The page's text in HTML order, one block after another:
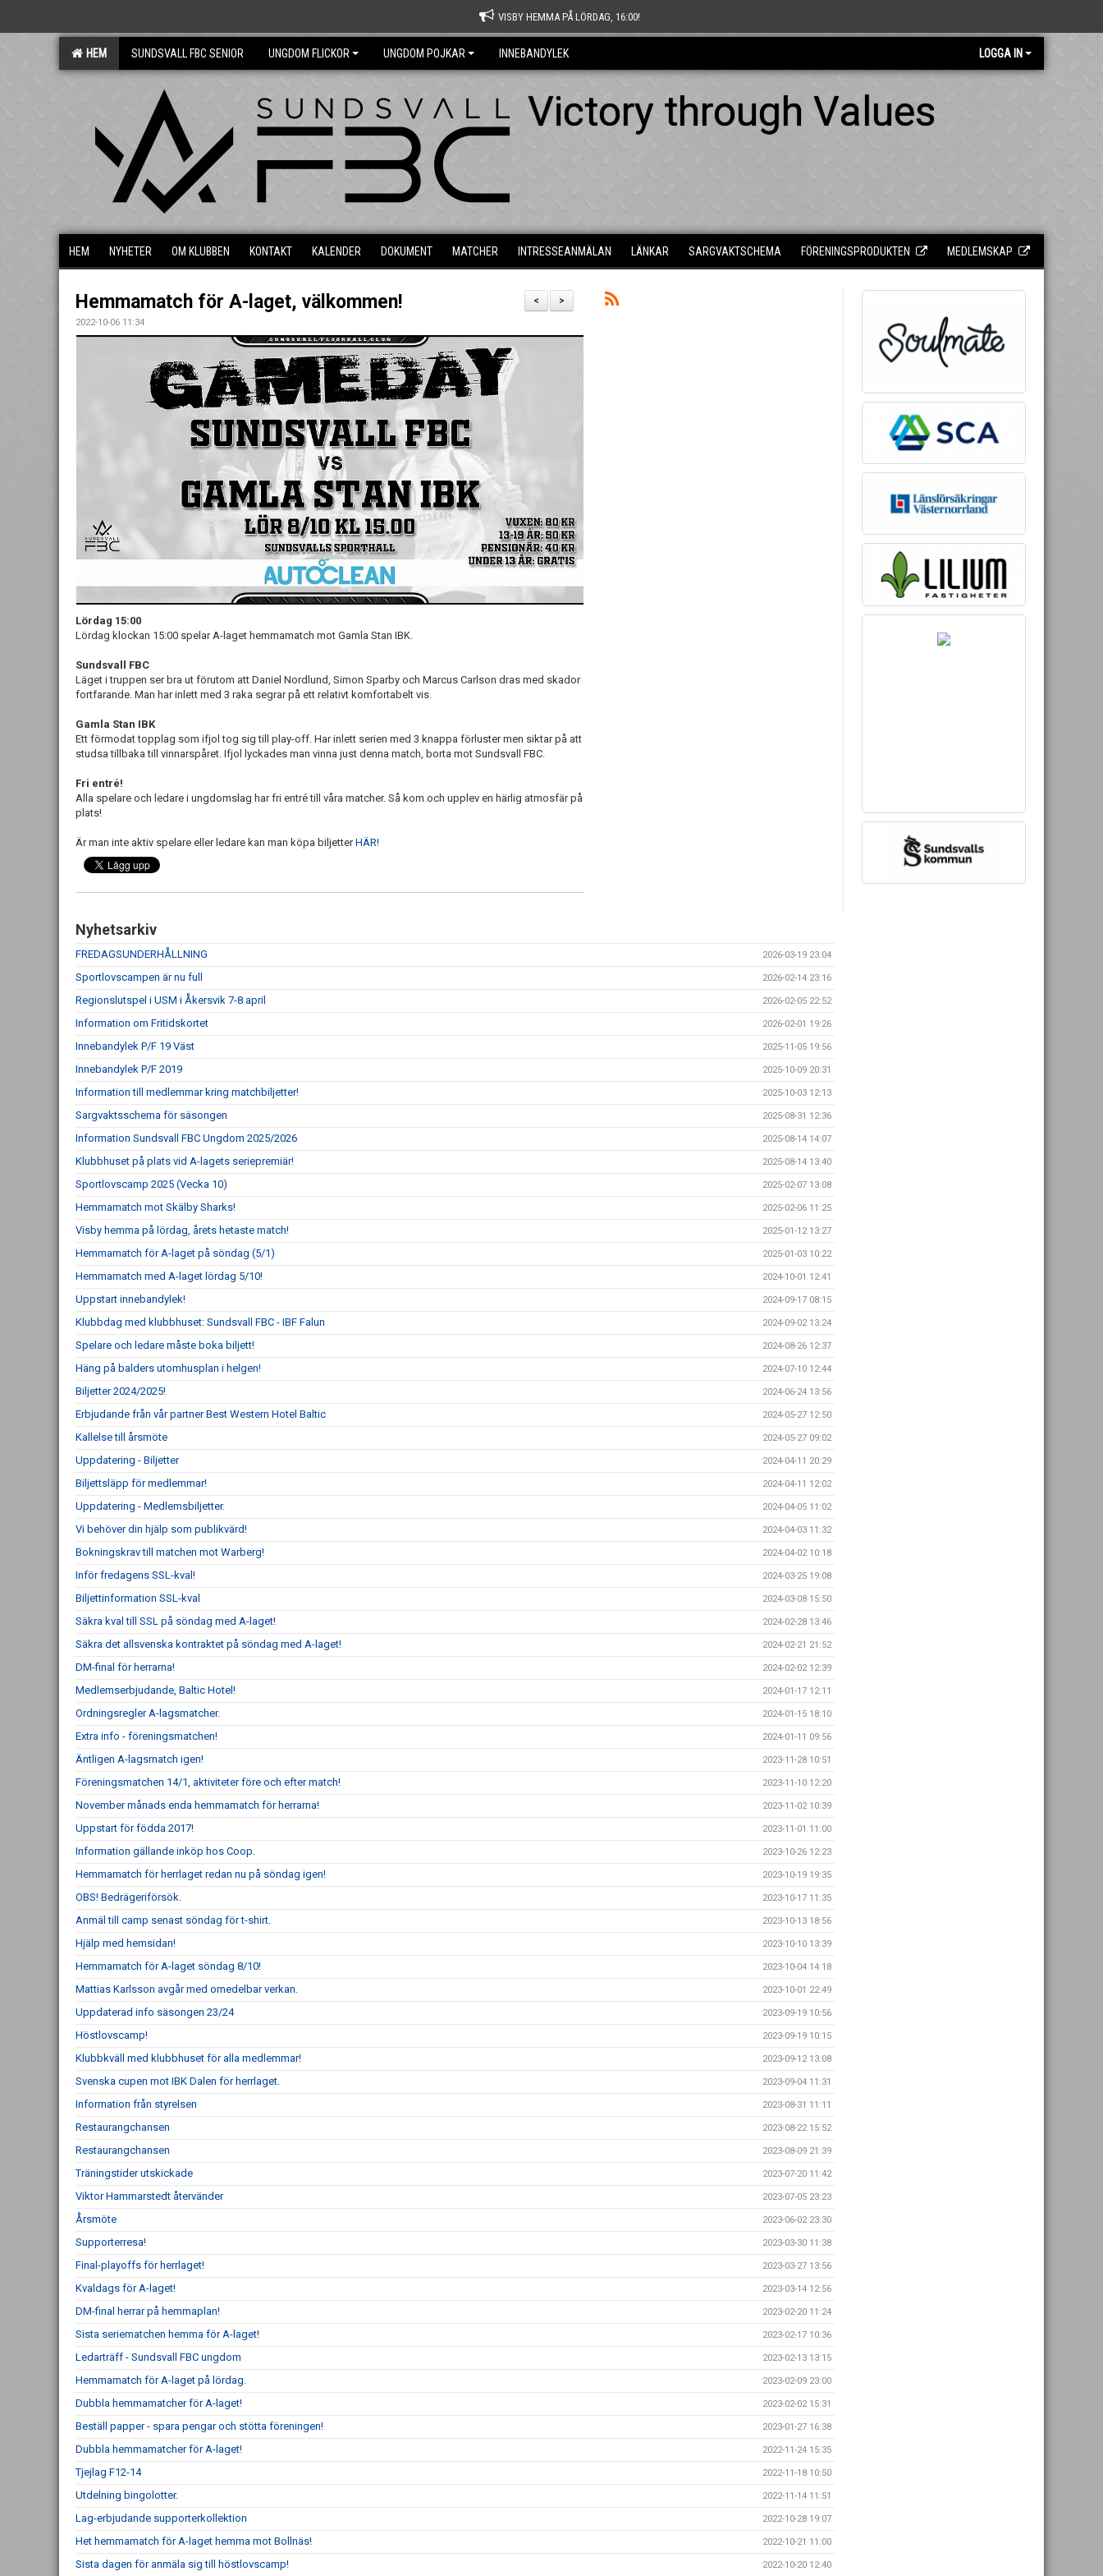
VISBY HEMMA PÅ LÖRDAG, 16:00!
HEM SUNDSVALL FBC SENIOR UNGDOM FLICKOR UNGDOM POJKAR INNEBANDYLEK LOGGA IN
Victory through Values
HEM NYHETER OM KLUBBEN KONTAKT KALENDER DOKUMENT MATCHER INTRESSEANMÄLAN LÄNKAR SARGVAKTSCHEMA FÖRENINGSPRODUKTEN MEDLEMSKAP
>
<
Hemmamatch för A-laget, välkommen!
2022-10-06 11:34
Lördag 15:00
Lördag klockan 15:00 spelar A-laget hemmamatch mot Gamla Stan IBK.
Sundsvall FBC
Läget i truppen ser bra ut förutom att Daniel Nordlund, Simon Sparby och Marcus Carlson dras med skador
fortfarande. Man har inlett med 3 raka segrar på ett relativt komfortabelt vis.
Gamla Stan IBK
Ett förmodat topplag som ifjol tog sig till play-off. Har inlett serien med 3 knappa förluster men siktar på att
studsa tillbaka till vinnarspåret. Ifjol lyckades man vinna just denna match, borta mot Sundsvall FBC.
Fri entré!
Alla spelare och ledare i ungdomslag har fri entré till våra matcher. Så kom och upplev en härlig atmosfär på
plats!
Är man inte aktiv spelare eller ledare kan man köpa biljetterHÄR!
Nyhetsarkiv
FREDAGSUNDERHÅLLNING 2026-03-19 23:04
Sportlovscampen är nu full 2026-02-14 23:16
Regionslutspel i USM i Åkersvik 7-8 april 2026-02-05 22:52
Information om Fritidskortet 2026-02-01 19:26
Innebandylek P/F 19 Väst 2025-11-05 19:56
Innebandylek P/F 2019 2025-10-09 20:31
Information till medlemmar kring matchbiljetter! 2025-10-03 12:13
Sargvaktsschema för säsongen 2025-08-31 12:36
Information Sundsvall FBC Ungdom 2025/2026 2025-08-14 14:07
Klubbhuset på plats vid A-lagets seriepremiär! 2025-08-14 13:40
Sportlovscamp 2025 (Vecka 10) 2025-02-07 13:08
Hemmamatch mot Skälby Sharks! 2025-02-06 11:25
Visby hemma på lördag, årets hetaste match! 2025-01-12 13:27
Hemmamatch för A-laget på söndag (5/1) 2025-01-03 10:22
Hemmamatch med A-laget lördag 5/10! 2024-10-01 12:41
Uppstart innebandylek! 2024-09-17 08:15
Klubbdag med klubbhuset: Sundsvall FBC - IBF Falun 2024-09-02 13:24
Spelare och ledare måste boka biljett! 2024-08-26 12:37
Häng på balders utomhusplan i helgen! 2024-07-10 12:44
Biljetter 2024/2025! 2024-06-24 13:56
Erbjudande från vår partner Best Western Hotel Baltic 2024-05-27 12:50
Kallelse till årsmöte 2024-05-27 09:02
Uppdatering - Biljetter 2024-04-11 20:29
Biljettsläpp för medlemmar! 2024-04-11 12:02
Uppdatering - Medlemsbiljetter. 2024-04-05 11:02
Vi behöver din hjälp som publikvärd! 2024-04-03 11:32
Bokningskrav till matchen mot Warberg! 2024-04-02 10:18
Inför fredagens SSL-kval! 2024-03-25 19:08
Biljettinformation SSL-kval 2024-03-08 15:50
Säkra kval till SSL på söndag med A-laget! 2024-02-28 13:46
Säkra det allsvenska kontraktet på söndag med A-laget! 2024-02-21 21:52
DM-final för herrarna! 2024-02-02 12:39
Medlemserbjudande, Baltic Hotel! 2024-01-17 12:11
Ordningsregler A-lagsmatcher. 2024-01-15 18:10
Extra info - föreningsmatchen! 2024-01-11 09:56
Äntligen A-lagsmatch igen! 2023-11-28 10:51
Föreningsmatchen 14/1, aktiviteter före och efter match! 2023-11-10 12:20
November månads enda hemmamatch för herrarna! 2023-11-02 10:39
Uppstart för födda 2017! 2023-11-01 11:00
Information gällande inköp hos Coop. 2023-10-26 12:23
Hemmamatch för herrlaget redan nu på söndag igen! 2023-10-19 19:35
OBS! Bedrägeriförsök. 2023-10-17 11:35
Anmäl till camp senast söndag för t-shirt. 2023-10-13 18:56
Hjälp med hemsidan! 2023-10-10 13:39
Hemmamatch för A-laget söndag 8/10! 2023-10-04 14:18
Mattias Karlsson avgår med omedelbar verkan. 2023-10-01 22:49
Uppdaterad info säsongen 23/24 2023-09-19 10:56
Höstlovscamp! 2023-09-19 10:15
Klubbkväll med klubbhuset för alla medlemmar! 2023-09-12 13:08
Svenska cupen mot IBK Dalen för herrlaget. 2023-09-04 11:31
Information från styrelsen 2023-08-31 11:11
Restaurangchansen 2023-08-22 15:52
Restaurangchansen 2023-08-09 21:39
Träningstider utskickade 2023-07-20 11:42
Viktor Hammarstedt återvänder 2023-07-05 23:23
Årsmöte 2023-06-02 23:30
Supporterresa! 2023-03-30 11:38
Final-playoffs för herrlaget! 2023-03-27 13:56
Kvaldags för A-laget! 2023-03-14 12:56
DM-final herrar på hemmaplan! 2023-02-20 11:24
Sista seriematchen hemma för A-laget! 2023-02-17 10:36
Ledarträff - Sundsvall FBC ungdom 2023-02-13 13:15
Hemmamatch för A-laget på lördag. 2023-02-09 23:00
Dubbla hemmamatcher för A-laget! 2023-02-02 15:31
Beställ papper - spara pengar och stötta föreningen! 2023-01-27 16:38
Dubbla hemmamatcher för A-laget! 2022-11-24 15:35
Tjejlag F12-14 2022-11-18 10:50
Utdelning bingolotter. 2022-11-14 11:51
Lag-erbjudande supporterkollektion 2022-10-28 19:07
Het hemmamatch för A-laget hemma mot Bollnäs! 2022-10-21 11:00
Sista dagen för anmäla sig till höstlovscamp! 2022-10-20 12:40